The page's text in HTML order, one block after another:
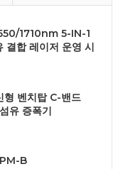
1710nm 5-IN-1
결합 레이저 운영 시
형 벤치탑 C-밴드
유 증폭기
B